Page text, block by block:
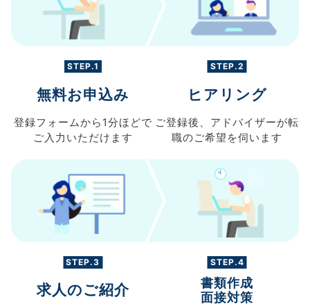
STEP.1
無料お申込み
登録フォームから 1分ほどで
ご入力 いただけます
STEP.2
ヒアリング
ご登録後、 アドバイザーが転
職のご希望を伺います
STEP.3
求人のご紹介
STEP.4
書類作成
面接対策